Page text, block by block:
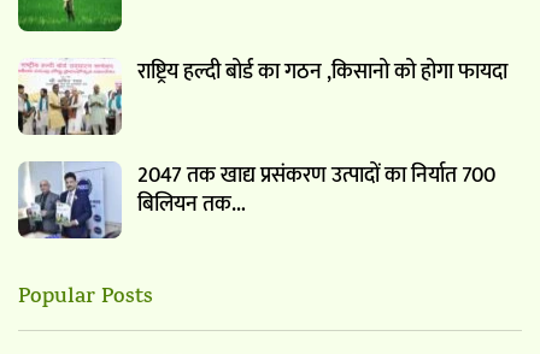
राष्ट्रिय हल्दी बोर्ड का गठन ,किसानो को होगा फायदा
2047 तक खाद्य प्रसंकरण उत्पादों का निर्यात 700
बिलियन तक…
Popular Posts